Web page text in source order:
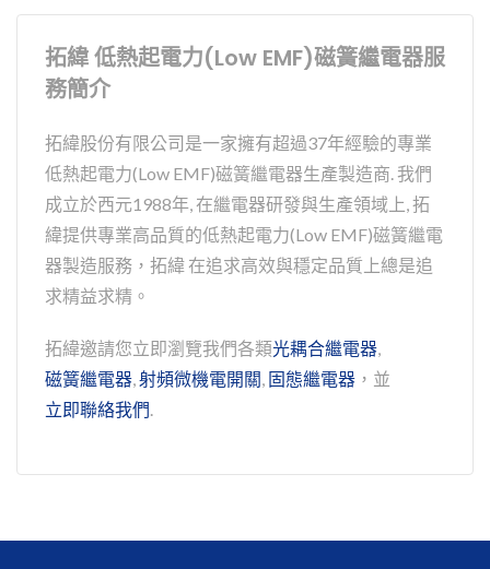
拓緯 低熱起電力(Low EMF)磁簧繼電器服
務簡介
拓緯股份有限公司是一家擁有超過37年經驗的專業
低熱起電力(Low EMF)磁簧繼電器生產製造商. 我們
成立於西元1988年, 在繼電器研發與生產領域上, 拓
緯提供專業高品質的低熱起電力(Low EMF)磁簧繼電
器製造服務，拓緯 在追求高效與穩定品質上總是追
求精益求精。
拓緯邀請您立即瀏覽我們各類光耦合繼電器,
磁簧繼電器,射頻微機電開關, 固態繼電器 ，並
立即聯絡我們.